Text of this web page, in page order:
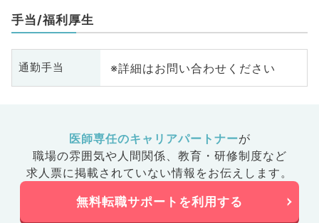
手当/福利厚生
通勤手当 ※詳細はお問い合わせください
医師専任のキャリアパートナーが
職場の雰囲気や人間関係、 教育・研修制度など
求人票に掲載されていない情報をお伝えします。
無料転職サポートを利用する